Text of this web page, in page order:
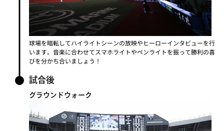
球場を暗転してハイライトシーンの放映やヒーローインタビューを行
います。 音楽に合わせてスマホライトやペンライトを振って勝利の喜
びを分かち合いましょう！
試合後
グラウンドウォーク